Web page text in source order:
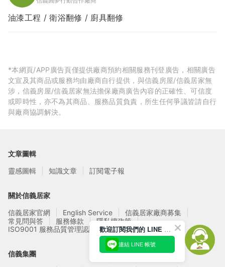
油漆工程 / 衛浴翻修 / 廚具翻修
*本網頁/APP廣告頁僅提供廠商預約相關服務刊登廣告，相關廣告
文宣及其商品或服務均由廠商自行提供，與信義房屋/信義居家無
涉，信義房屋/信義居家無法擔保廠商廣告內容的正確性、可信度
或即時性，亦不為其商品、服務品質負責，所生任何爭議皆請自行
與廠商協調解決。
文章圖輯
靈感圖輯
知識文章 訂閱電子報
關於信義居家
信義居家官網
English Service
信義居家廠商募集
常見問與答
服務條款
隱私權政策
ISO9001 服務品質管理認證
信義集團
歡迎訂閱我們的 LINE 官方帳號
連結 LINE 帳號